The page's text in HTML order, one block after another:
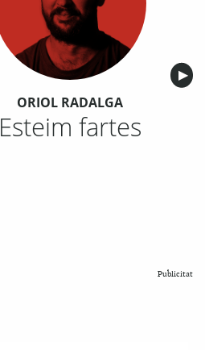
▶︎
ORIOL RADALGA
Esteim fartes
Publicitat